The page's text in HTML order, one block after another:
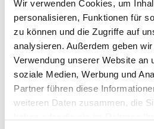
Wir verwenden Cookies, um
personalisieren, Funktionen für
zu können und die Zugriffe auf
analysieren. Außerdem geben
Verwendung unserer Website an
soziale Medien, Werbung und
Partner führen diese
weiteren Daten zusammen, die
Level heben.
Software und Tools: Exklusive
Vollversionen führender
nur für unsere Abonnenten!
Bonusmaterial und Extras:
Hintergrundinformationen,
und vieles mehr.